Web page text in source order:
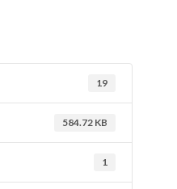
19
584.72 KB
1